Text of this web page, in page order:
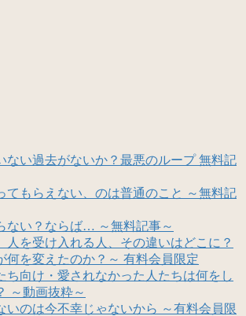
ない過去がないか？最悪のループ 無料記
てもらえない、のは普通のこと ～無料記
ない？ならば… ～無料記事～
人を受け入れる人、その違いはどこに？
何を変えたのか？～ 有料会員限定
ち向け・愛されなかった人たちは何をし
～動画抜粋～
いのは今不幸じゃないから ～有料会員限